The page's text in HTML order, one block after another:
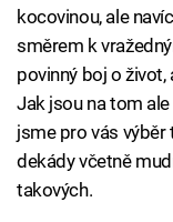
kocovinou, ale
směrem k
povinný boj o
Jak jsou na tom
jsme pro vás
dekády včetně
takových.